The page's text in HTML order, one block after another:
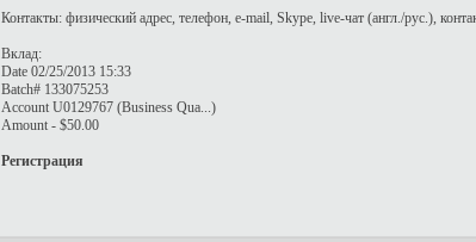
Контакты: физический адрес, телефон, e-mail, Skype, live-чат (англ./рус.),
Вклад:
Date 02/25/2013 15:33
Batch# 133075253
Account U0129767 (Business Qua...)
Amount - $50.00
Регистрация